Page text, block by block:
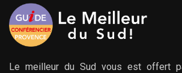
Le meilleur du Sud vous est offert